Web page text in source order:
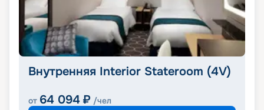
Внутренняя Interior Stateroom (4V)
от 64 094 ₽ /чел